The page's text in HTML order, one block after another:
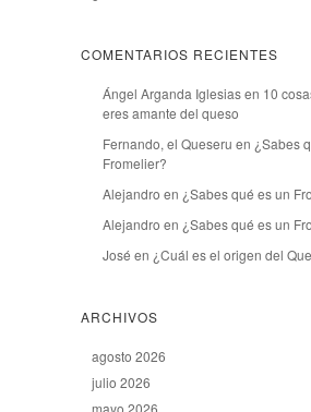
COMENTARIOS RECIENTES
Ángel Arganda Iglesiasen 10
eres amante del queso
Fernando, el Queseru en ¿Sabes
Fromelier?
Alejandro en ¿Sabes qué es un
Alejandro en ¿Sabes qué es un
José en ¿Cuál es el origen del
ARCHIVOS
agosto 2026
julio 2026